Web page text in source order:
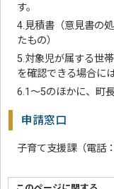
す。
4.見積書（意見書の
たもの）
5.対象児が属する世
を確認できる場合に
6.1～5のほかに、町
申請窓口
子育て支援課（電話